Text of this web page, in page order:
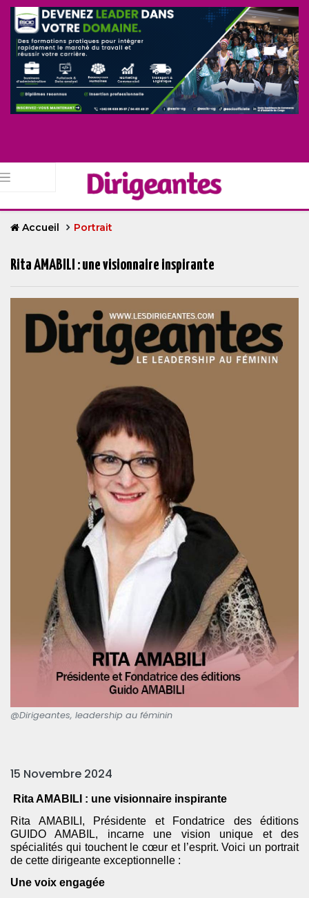
Accueil Portrait
Rita AMABILI : une visionnaire inspirante
@Dirigeantes, leadership au féminin
15 Novembre 2024
Rita AMABILI : une visionnaire inspirante
Rita AMABILI, Présidente et Fondatrice des éditions
GUIDO AMABIL, incarne une vision unique et des
spécialités qui touchent le cœur et l’esprit. Voici un portrait
de cette dirigeante exceptionnelle :
Une voix engagée